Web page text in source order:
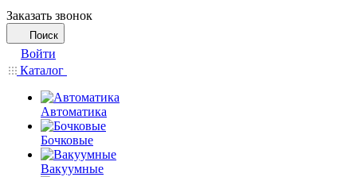
Заказать звонок
Поиск
Войти
Каталог
Автоматика
Бочковые
Вакуумные